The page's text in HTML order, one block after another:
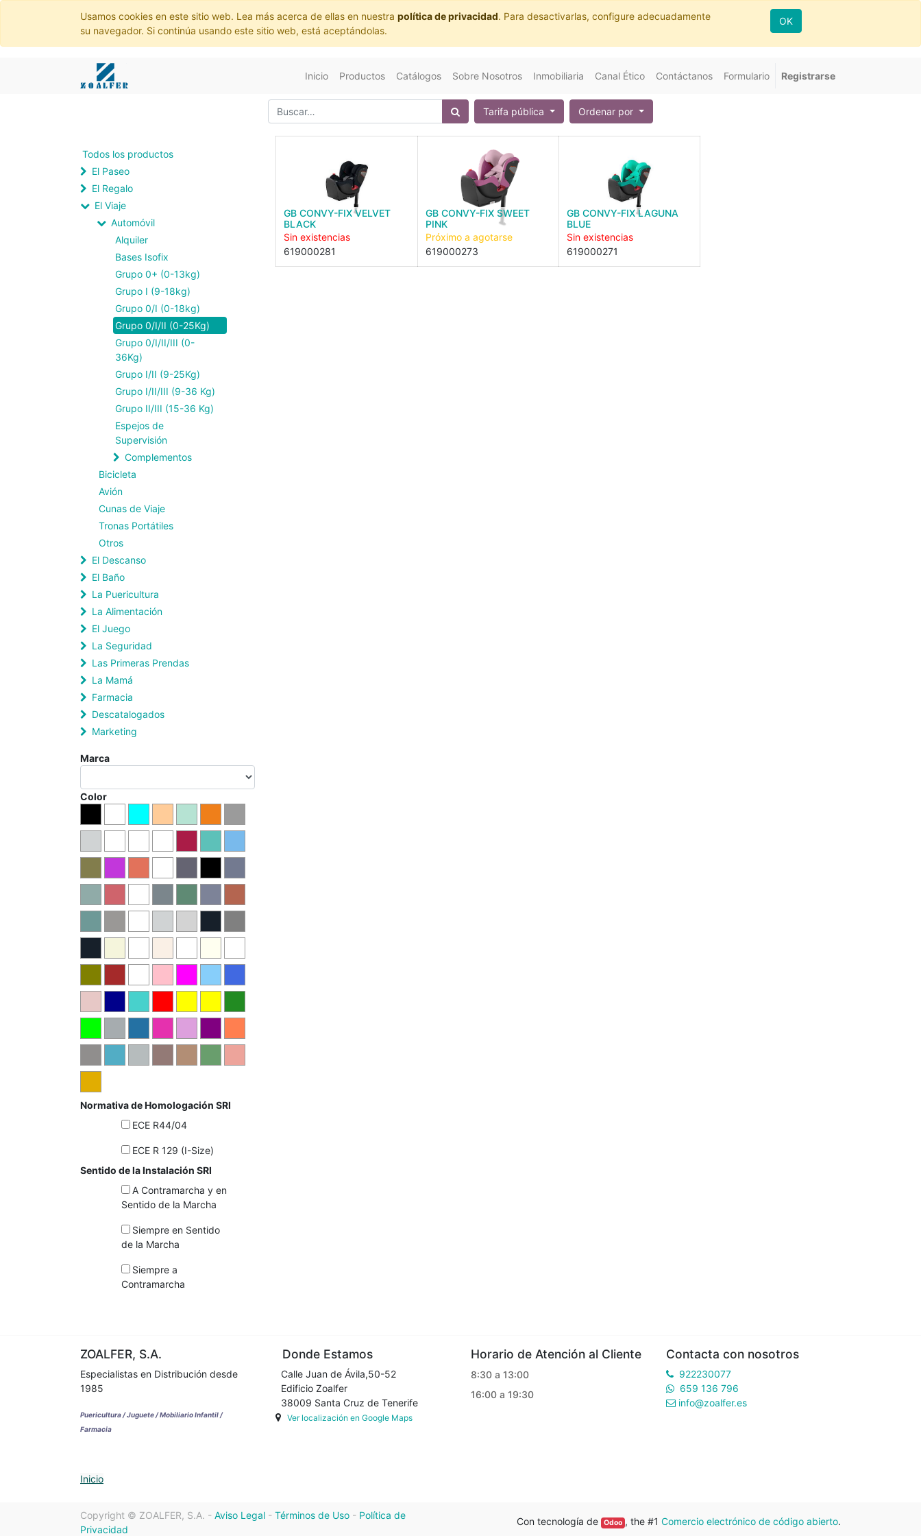
Usamos cookies en este sitio web. Lea más acerca de ellas en nuestra política de privacidad. Para desactivarlas, configure adecuadamente
su navegador. Si continúa usando este sitio web, está aceptándolas.
OK
Inicio Productos Catálogos Sobre Nosotros Inmobiliaria Canal Ético Contáctanos Formulario Registrarse
Tarifa pública Ordenar por
Todos los productos
El Paseo
El Regalo
El Viaje
Automóvil
Alquiler
Bases Isofix
Grupo 0+ (0-13kg)
Grupo I (9-18kg)
Grupo 0/I (0-18kg)
Grupo 0/I/II (0-25Kg)
Grupo 0/I/II/III (0-
36Kg)
Grupo I/II (9-25Kg)
Grupo I/II/III (9-36 Kg)
Grupo II/III (15-36 Kg)
Espejos de
Supervisión
Complementos
Bicicleta
Avión
Cunas de Viaje
Tronas Portátiles
Otros
El Descanso
El Baño
La Puericultura
La Alimentación
El Juego
La Seguridad
Las Primeras Prendas
La Mamá
Farmacia
Descatalogados
Marketing
Marca
Color
Normativa de Homologación SRI
ECE R44/04
ECE R 129 (I-Size)
Sentido de la Instalación SRI
A Contramarcha y en
Sentido de la Marcha
Siempre en Sentido
de la Marcha
Siempre a
Contramarcha
GB CONVY-FIX VELVET
BLACK
Sin existencias
619000281
GB CONVY-FIX SWEET
PINK
Próximo a agotarse
619000273
GB CONVY-FIX LAGUNA
BLUE
Sin existencias
619000271
ZOALFER, S.A.
Especialistas en Distribución desde
1985
Puericultura / Juguete / Mobiliario Infantil /
Farmacia
Inicio
Donde Estamos
Calle Juan de Ávila,50-52
Edificio Zoalfer
38009 Santa Cruz de Tenerife
Ver localización en Google Maps
Horario de Atención al Cliente
8:30 a 13:00
16:00 a 19:30
Contacta con nosotros
922230077
659 136 796
info@zoalfer.es
Copyright © ZOALFER, S.A. - Aviso Legal - Términos de Uso - Política de
Privacidad
Con tecnología de Odoo , the #1 Comercio electrónico de código abierto.